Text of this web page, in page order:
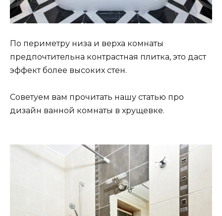
По периметру низа и верха комнаты
предпочтительна контрастная плитка, это даст
эффект более высоких стен.
Советуем вам прочитать нашу статью про
дизайн ванной комнаты в хрущевке.